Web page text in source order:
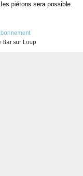
piétons sera possible.
Bar sur Loup